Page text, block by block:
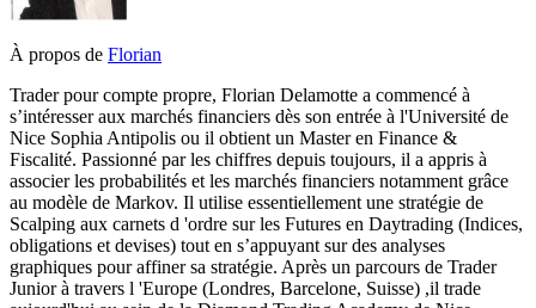
À propos de Florian
Trader pour compte propre, Florian Delamotte a commencé à
s’intéresser aux marchés financiers dès son entrée à l'Université de
Nice Sophia Antipolis ou il obtient un Master en Finance &
Fiscalité. Passionné par les chiffres depuis toujours, il a appris à
associer les probabilités et les marchés financiers notamment grâce
au modèle de Markov. Il utilise essentiellement une stratégie de
Scalping aux carnets d 'ordre sur les Futures en Daytrading (Indices,
obligations et devises) tout en s’appuyant sur des analyses
graphiques pour affiner sa stratégie. Après un parcours de Trader
Junior à travers l 'Europe (Londres, Barcelone, Suisse) ,il trade